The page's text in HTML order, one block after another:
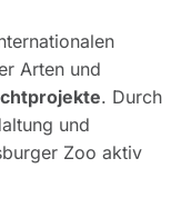
Arten und
. Durch
und
Zoo aktiv